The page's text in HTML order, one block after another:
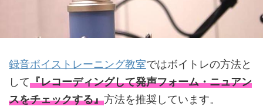
録音ボイストレーニング教室ではボイトレの方法と
して『レコーディングして発声フォーム・ニュアン
スをチェックする』方法を推奨しています。